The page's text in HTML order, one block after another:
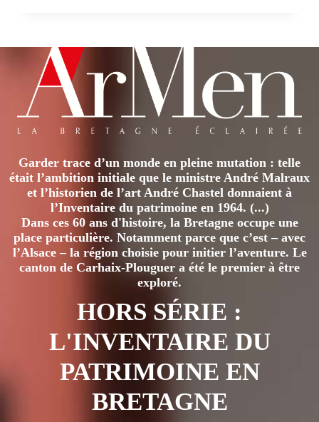
LANDES.
QUATRE
ANS
Garder trace d’un monde en pleine mutation : telle
était l’ambition initiale que le ministre André Malraux
et l’historien de l’art André Chastel donnaient à
l’Inventaire du patrimoine en 1964. (...)
Dans ces 60 ans d'histoire, la Bretagne occupe une
place particulière. Notamment parce que c’est – avec
l’Alsace – la région choisie pour initier l’aventure. Le
canton de Carhaix-Plouguer a été le premier à être
exploré.
HORS SÉRIE :
L'INVENTAIRE DU
PATRIMOINE EN
BRETAGNE